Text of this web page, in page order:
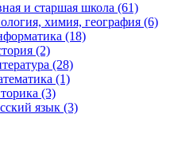
и старшая школа (61)
химия, география (6)
(18)
(2)
(28)
(1)
(3)
язык (3)